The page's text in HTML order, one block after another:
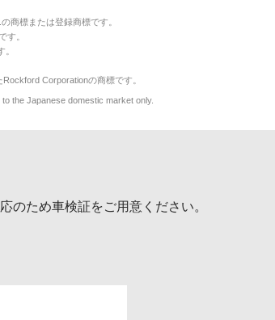
商標または登録商標です。
す。
Corporationの商標です。
the Japanese domestic market only.
のため車検証をご用意ください。